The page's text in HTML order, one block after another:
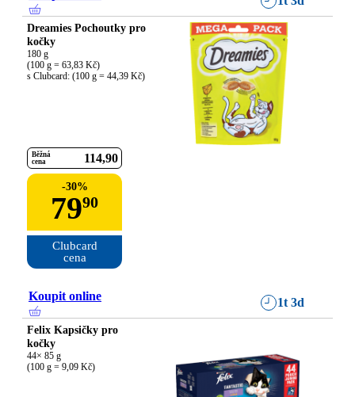
Dreamies Pochoutky pro
kočky
180 g
(100 g = 63,83 Kč)
s Clubcard: (100 g = 44,39 Kč)
Běžná
cena
114 90
-30%
7990
Clubcard
cena
Koupit online 1t 3d
Felix Kapsičky pro
kočky
44× 85 g
(100 g = 9,09 Kč)